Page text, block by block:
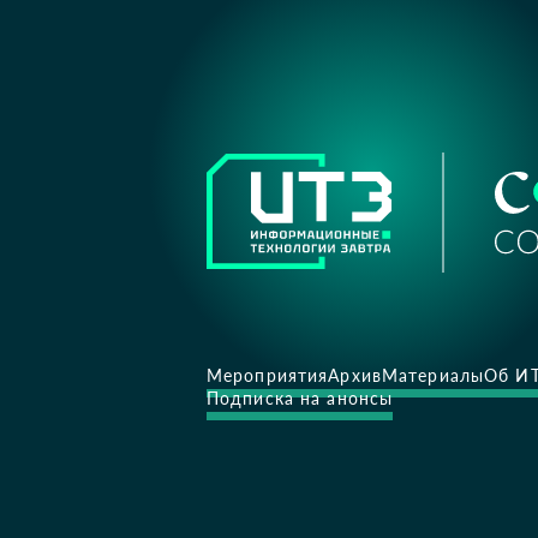
МероприятияАрхивМатериалыОб
Подписка на анонсы